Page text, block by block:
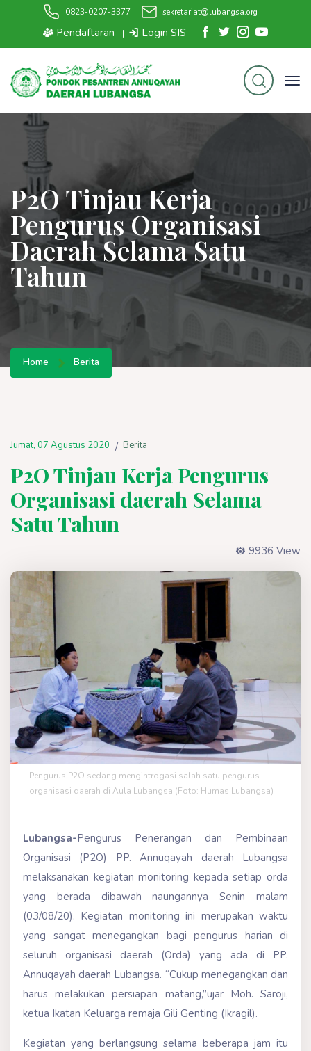
0823-0207-3377 sekretariat@lubangsa.org
Pendaftaran | Login SIS |
P2O Tinjau Kerja
Pengurus Organisasi
Daerah Selama Satu
Tahun
Home Berita
Jumat, 07 Agustus 2020 / Berita
P2O Tinjau Kerja Pengurus
Organisasi daerah Selama
Satu Tahun
9936 View
Pengurus P2O sedang mengintrogasi salah satu pengurus
organisasi daerah di Aula Lubangsa (Foto: Humas Lubangsa)
Lubangsa-Pengurus Penerangan dan Pembinaan
Organisasi (P2O) PP. Annuqayah daerah Lubangsa
melaksanakan kegiatan monitoring kepada setiap orda
yang berada dibawah naungannya Senin malam
(03/08/20). Kegiatan monitoring ini merupakan waktu
yang sangat menegangkan bagi pengurus harian di
seluruh organisasi daerah (Orda) yang ada di PP.
Annuqayah daerah Lubangsa. “Cukup menegangkan dan
harus melakukan persiapan matang,”ujar Moh. Saroji,
ketua Ikatan Keluarga remaja Gili Genting (Ikragil).
Kegiatan yang berlangsung selama beberapa jam itu